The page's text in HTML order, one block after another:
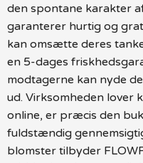
den spontane karakter
garanterer hurtig og
kan omsætte deres
en 5-dages
modtagerne kan nyde
ud. Virksomheden lover
online, er præcis den
fuldstændig
blomster tilbyder